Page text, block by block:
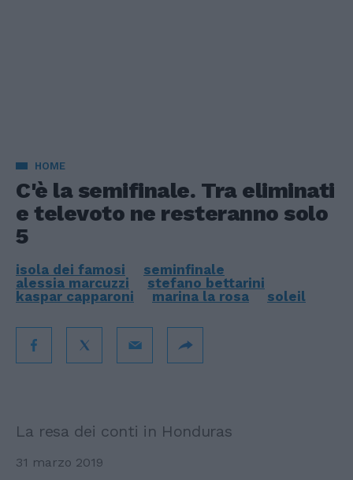
HOME
C'è la semifinale. Tra eliminati
e televoto ne resteranno solo
5
isola dei famosi
seminfinale
alessia marcuzzi
stefano bettarini
kaspar capparoni
marina la rosa soleil
La resa dei conti in Honduras
31 marzo 2019